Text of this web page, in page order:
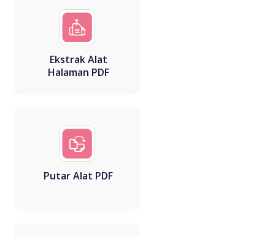
Ekstrak Alat
Halaman PDF
Putar Alat PDF